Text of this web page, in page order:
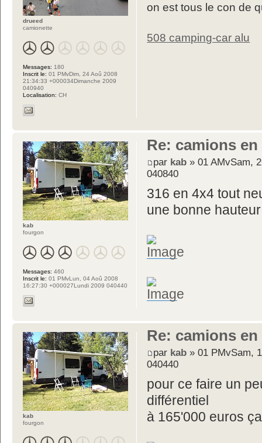
on est tous le con de
508 camping-car alu
drueed
camionette
Messages: 180
Inscrit le: 01 PMvDim, 24 Aoû 2008
21:34:33 +000034Dimanche 2009
040940
Localisation: CH
Re: camions
par kab » 01 AMvSam,
040840
316 en 4x4 tout
une bonne
kab
fourgon
Messages: 460
Inscrit le: 01 PMvLun, 04 Aoû 2008
16:27:30 +000027Lundi 2009 040440
Re: camions
par kab » 01 PMvSam,
040440
pour ce faire un
différentiel
à 165'000 euros
kab
fourgon